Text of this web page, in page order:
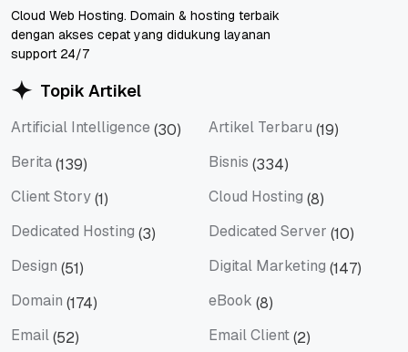
Cloud Web Hosting. Domain & hosting terbaik
dengan akses cepat yang didukung layanan
support 24/7
Topik Artikel
Artificial Intelligence (30) Artikel Terbaru (19)
Berita(139) Bisnis (334)
Client Story(1) Cloud Hosting (8)
Dedicated Hosting (3) Dedicated Server (10)
Design (51) Digital Marketing (147)
Domain (174) eBook (8)
Email(52) Email Client(2)